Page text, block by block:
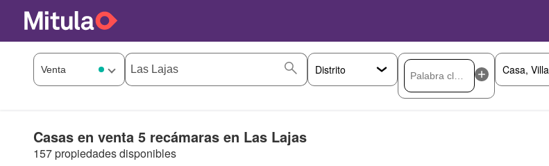
Casas en venta 5 recámaras en Las Lajas
157 propiedades disponibles